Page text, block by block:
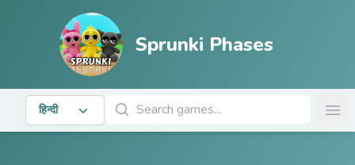
Sprunki Phases
हिन्दी
खेल खोजें